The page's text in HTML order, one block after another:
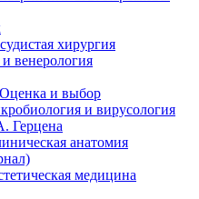
хирургия
венерология
и выбор
и вирусология
Герцена
анатомия
медицина